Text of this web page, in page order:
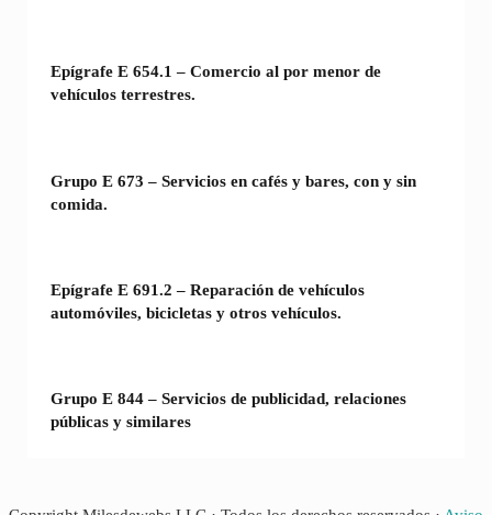
Epígrafe E 654.1 – Comercio al por menor de
vehículos terrestres.
Grupo E 673 – Servicios en cafés y bares, con y sin
comida.
Epígrafe E 691.2 – Reparación de vehículos
automóviles, bicicletas y otros vehículos.
Grupo E 844 – Servicios de publicidad, relaciones
públicas y similares